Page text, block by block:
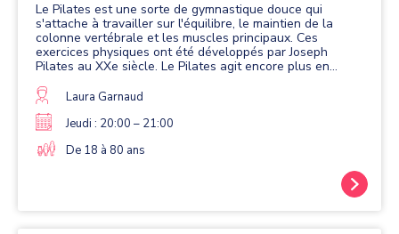
Le Pilates est une sorte de gymnastique douce qui
s'attache à travailler sur l'équilibre, le maintien de la
colonne vertébrale et les muscles principaux. Ces
exercices physiques ont été développés par Joseph
Pilates au XXe siècle. Le Pilates agit encore plus en
Laura Garnaud
Jeudi : 20:00 – 21:00
De 18 à 80 ans